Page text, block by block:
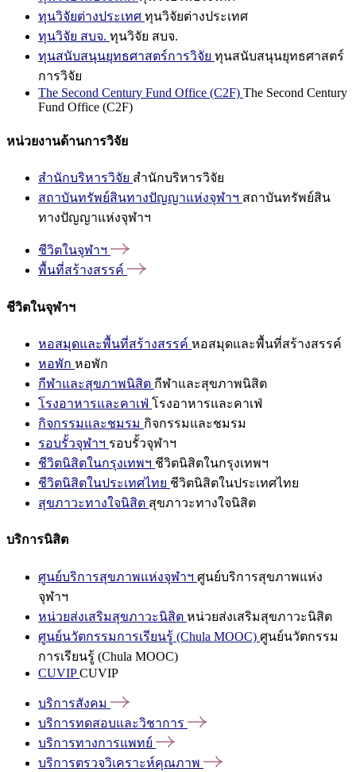
ทุนวิจัยต่างประเทศ ทุนวิจัยต่างประเทศ
ทุนวิจัย สบจ. ทุนวิจัย สบจ.
ทุนสนับสนุนยุทธศาสตร์การวิจัย ทุนสนับสนุนยุทธศาสตร์
การวิจัย
The Second Century Fund Office (C2F) The Second Century
Fund Office (C2F)
หน่วยงานด้านการวิจัย
สำนักบริหารวิจัย สำนักบริหารวิจัย
สถาบันทรัพย์สินทางปัญญาแห่งจุฬาฯ สถาบันทรัพย์สิน
ทางปัญญาแห่งจุฬาฯ
ชีวิตในจุฬาฯ
พื้นที่สร้างสรรค์
ชีวิตในจุฬาฯ
หอสมุดและพื้นที่สร้างสรรค์ หอสมุดและพื้นที่สร้างสรรค์
หอพัก หอพัก
กีฬาและสุขภาพนิสิต กีฬาและสุขภาพนิสิต
โรงอาหารและคาเฟ่ โรงอาหารและคาเฟ่
กิจกรรมและชมรม กิจกรรมและชมรม
รอบรั้วจุฬาฯ รอบรั้วจุฬาฯ
ชีวิตนิสิตในกรุงเทพฯ ชีวิตนิสิตในกรุงเทพฯ
ชีวิตนิสิตในประเทศไทย ชีวิตนิสิตในประเทศไทย
สุขภาวะทางใจนิสิต สุขภาวะทางใจนิสิต
บริการนิสิต
ศูนย์บริการสุขภาพแห่งจุฬาฯ ศูนย์บริการสุขภาพแห่ง
จุฬาฯ
หน่วยส่งเสริมสุขภาวะนิสิต หน่วยส่งเสริมสุขภาวะนิสิต
ศูนย์นวัตกรรมการเรียนรู้ (Chula MOOC) ศูนย์นวัตกรรม
การเรียนรู้ (Chula MOOC)
CUVIPCUVIP
บริการสังคม
บริการทดสอบและวิชาการ
บริการทางการแพทย์
บริการตรวจวิเคราะห์คุณภาพ